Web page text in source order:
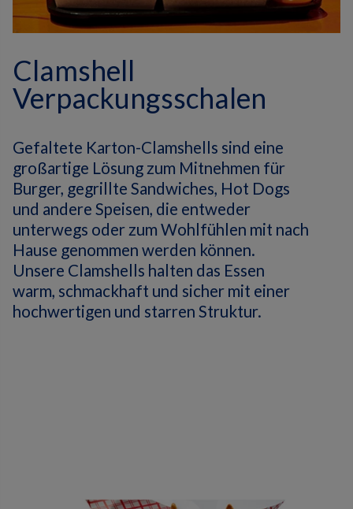
Clamshell
Verpackungsschalen
Gefaltete Karton-Clamshells sind eine
großartige Lösung zum Mitnehmen für
Burger, gegrillte Sandwiches, Hot Dogs
und andere Speisen, die entweder
unterwegs oder zum Wohlfühlen mit nach
Hause genommen werden können.
Unsere Clamshells halten das Essen
warm, schmackhaft und sicher mit einer
hochwertigen und starren Struktur.